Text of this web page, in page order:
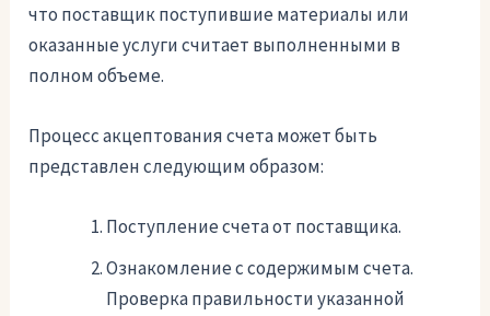
что поставщик поступившие материалы или
оказанные услуги считает выполненными в
полном объеме.
Процесс акцептования счета может быть
представлен следующим образом:
Поступление счета от поставщика.
Ознакомление с содержимым счета.
Проверка правильности указанной